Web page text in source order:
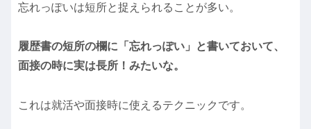
忘れっぽいは短所と捉えられることが多い。
履歴書の短所の欄に「忘れっぽい」と書いておいて、
面接の時に実は長所！みたいな。
これは就活や面接時に使えるテクニックです。